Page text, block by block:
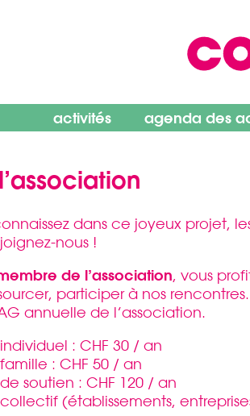
activités agenda des
dans ce joyeux projet,
nous !
de l’association, vous
participer à nos
annuelle de l’association.
: CHF 30 / an
: CHF 50 / an
soutien : CHF 120 / an
(établissements,